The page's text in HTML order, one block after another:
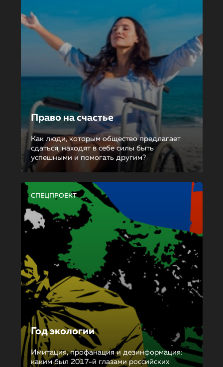
Право на счастье
Как люди, которым общество предлагает
сдаться, находят в себе силы быть
успешными и помогать другим?
СПЕЦПРОЕКТ
Год экологии
Имитация, профанация и дезинформация:
каким был 2017-й глазами российских